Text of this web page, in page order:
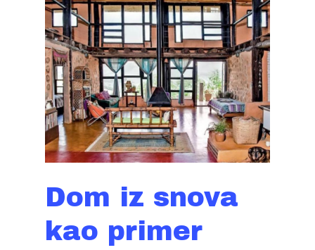
Dom iz snova
kao primer